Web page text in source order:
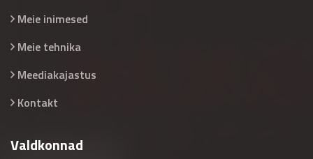
Meie inimesed
Meie tehnika
Meediakajastus
Kontakt
Valdkonnad